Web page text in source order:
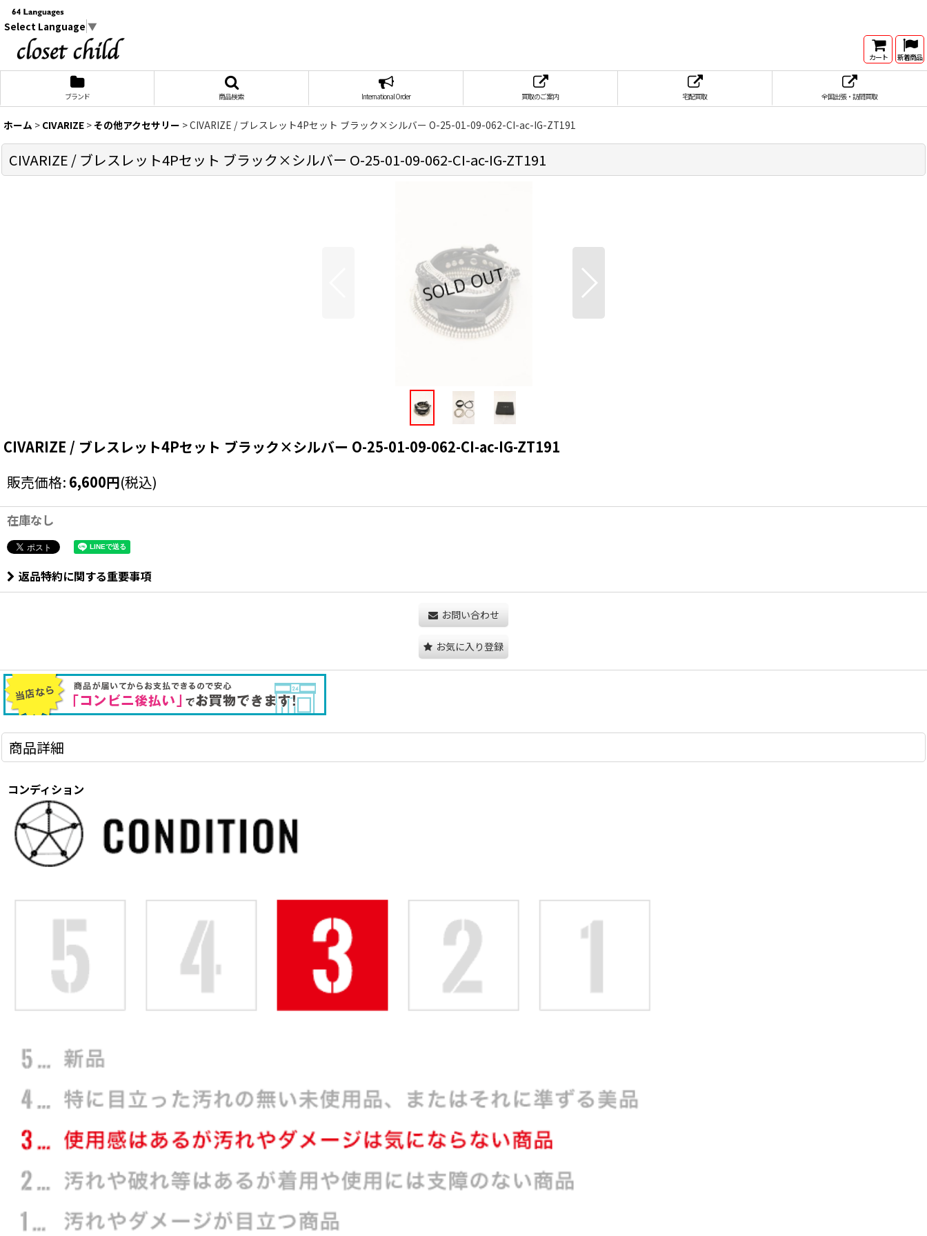
Select Language ▼
カート 新着商品
ブランド 商品検索 International Order 買取のご案内 宅配買取 全国出張・訪問買取
ホーム > CIVARIZE >その他アクセサリー >CIVARIZE / ブレスレット4Pセット ブラック×シルバー O-25-01-09-062-CI-ac-IG-ZT191
CIVARIZE / ブレスレット4Pセット ブラック×シルバー O-25-01-09-062-CI-ac-IG-ZT191
CIVARIZE / ブレスレット4Pセット ブラック×シルバー O-25-01-09-062-CI-ac-IG-ZT191
販売価格: 6,600円(税込)
在庫なし
返品特約に関する重要事項
お問い合わせ
お気に入り登録
商品詳細
コンディション